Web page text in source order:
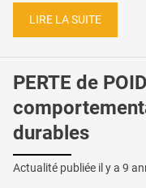
LIRE LA SUITE
PERTE de
durables
Actualité publiée il y a 9